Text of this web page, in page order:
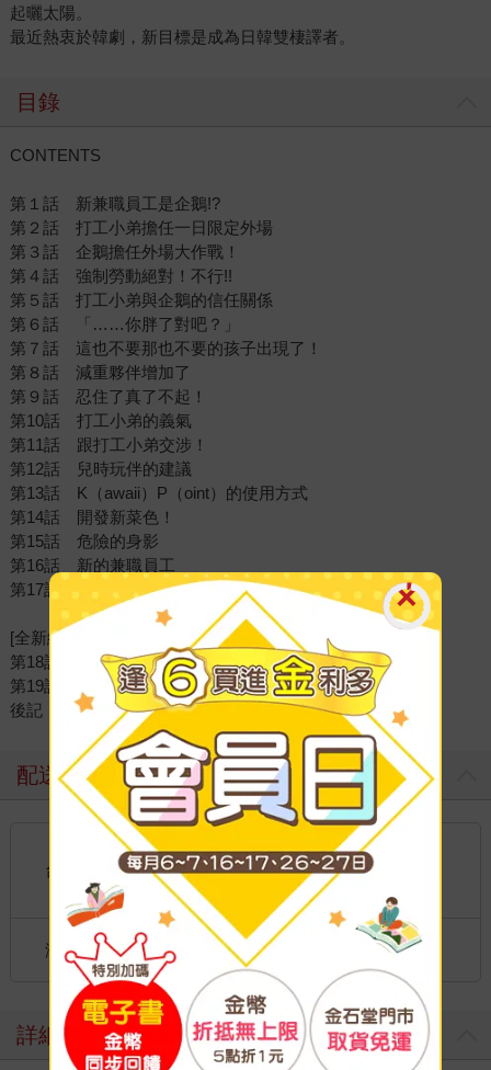
起曬太陽。
最近熱衷於韓劇，新目標是成為日韓雙棲譯者。
目錄
CONTENTS
第１話 新兼職員工是企鵝!?
第２話 打工小弟擔任一日限定外場
第３話 企鵝擔任外場大作戰！
第４話 強制勞動絕對！不行!!
第５話 打工小弟與企鵝的信任關係
第６話 「……你胖了對吧？」
第７話 這也不要那也不要的孩子出現了！
第８話 減重夥伴增加了
第９話 忍住了真了不起！
第10話 打工小弟的義氣
第11話 跟打工小弟交涉！
第12話 兒時玩伴的建議
第13話 K（awaii）P（oint）的使用方式
第14話 開發新菜色！
第15話 危險的身影
第16話 新的兼職員工
第17話 打工小弟的名字
[全新繪製]
第18話 店長下錯訂單
第19話 永遠在一起
後記
配送方式
台灣
國內宅配：本島、離島
到店取貨：
不限金額免運費
海外
國際快遞：全球
港澳店取：
詳細資料